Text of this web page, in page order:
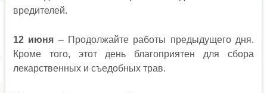
вредителей.
12 июня – Продолжайте работы предыдущего дня.
Кроме того, этот день благоприятен для сбора
лекарственных и съедобных трав.